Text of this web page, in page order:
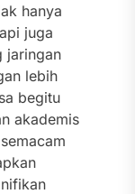
hanya
juga
jaringan
lebih
begitu
akademis